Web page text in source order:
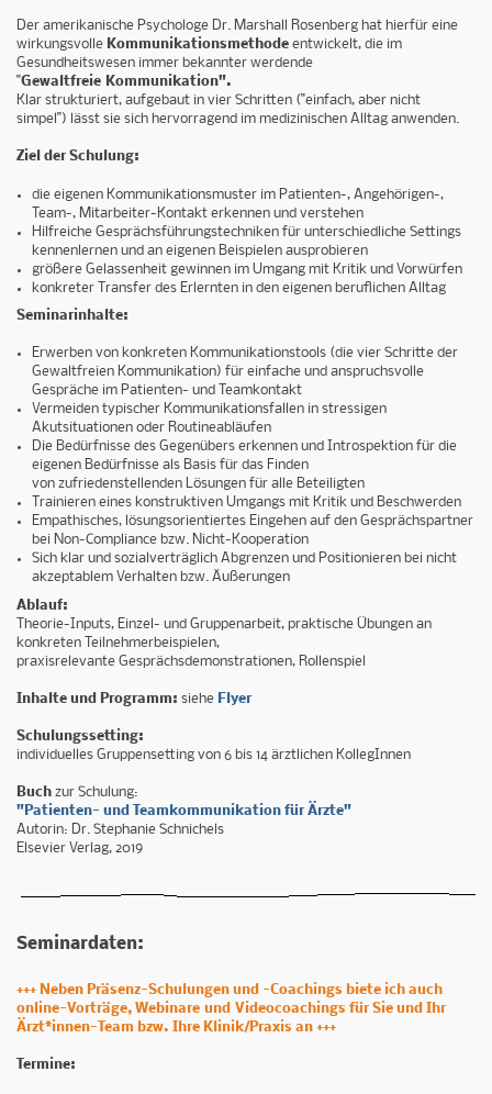
Der amerikanische Psychologe Dr. Marshall Rosenberg hat hierfür eine
wirkungsvolle Kommunikationsmethode entwickelt, die im
Gesundheitswesen immer bekannter werdende
"Gewaltfreie Kommunikation".
Klar strukturiert, aufgebaut in vier Schritten ("einfach, aber nicht
simpel") lässt sie sich hervorragend im medizinischen Alltag anwenden.
Ziel der Schulung:
die eigenen Kommunikationsmuster im Patienten-, Angehörigen-,
Team-, Mitarbeiter-Kontakt erkennen und verstehen
Hilfreiche Gesprächsführungstechniken für unterschiedliche Settings
kennenlernen und an eigenen Beispielen ausprobieren
größere Gelassenheit gewinnen im Umgang mit Kritik und Vorwürfen
konkreter Transfer des Erlernten in den eigenen beruflichen Alltag
Seminarinhalte:
Erwerben von konkreten Kommunikationstools (die vier Schritte der
Gewaltfreien Kommunikation) für einfache und anspruchsvolle
Gespräche im Patienten- und Teamkontakt
Vermeiden typischer Kommunikationsfallen in stressigen
Akutsituationen oder Routineabläufen
Die Bedürfnisse des Gegenübers erkennen und Introspektion für die
eigenen Bedürfnisse als Basis für das Finden
von zufriedenstellenden Lösungen für alle Beteiligten
Trainieren eines konstruktiven Umgangs mit Kritik und Beschwerden
Empathisches, lösungsorientiertes Eingehen auf den Gesprächspartner
bei Non-Compliance bzw. Nicht-Kooperation
Sich klar und sozialverträglich Abgrenzen und Positionieren bei nicht
akzeptablem Verhalten bzw. Äußerungen
Ablauf:
Theorie-Inputs, Einzel- und Gruppenarbeit, praktische Übungen an
konkreten Teilnehmerbeispielen,
praxisrelevante Gesprächsdemonstrationen, Rollenspiel
Inhalte und Programm: siehe Flyer
Schulungssetting:
individuelles Gruppensetting von 6 bis 14 ärztlichen KollegInnen
Buch zur Schulung:
"Patienten- und Teamkommunikation für Ärzte"
Autorin: Dr. Stephanie Schnichels
Elsevier Verlag, 2019
Seminardaten:
+++ Neben Präsenz-Schulungen und -Coachings biete ich auch
online-Vorträge, Webinare und Videocoachings für Sie und Ihr
Ärzt*innen-Team bzw. Ihre Klinik/Praxis an +++
Termine: